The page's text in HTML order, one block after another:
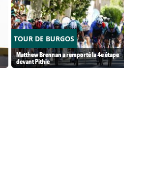
TOUR DE BURGOS
Matthew Brennan a remporté la 4e étape
devant Pithie